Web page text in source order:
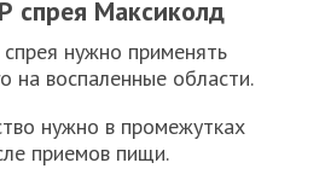
спрея Максиколд
нужно применять
на воспаленные области.
нужно в промежутках
приемов пищи.